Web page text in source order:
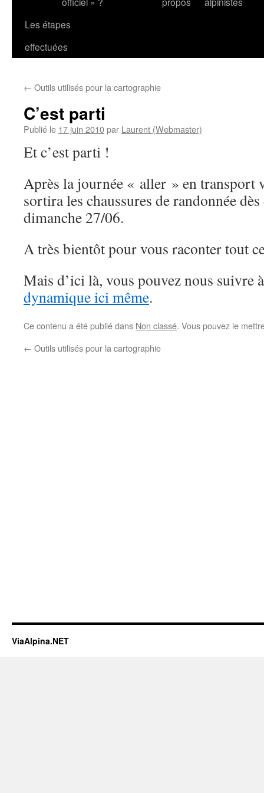
Les étapes
effectuées
← Outils utilisés pour la cartographie
C’est parti
Publié le 17 juin 2010par Laurent (Webmaster)
Et c’est parti !
Après la journée « aller » en transport
sortira les chaussures de randonnée
dimanche 27/06.
A très bientôt pour vous raconter tout
Mais d’ici là, vous pouvez nous suivre
dynamique ici même.
Ce contenu a été publié dans Non classé. Vous pouvez le
← Outils utilisés pour la cartographie
ViaAlpina.NET